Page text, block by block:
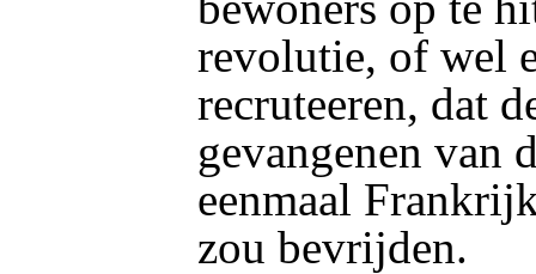
revolutie, of wel
recruteeren, dat
gevangenen van
eenmaal
zou bevrijden.